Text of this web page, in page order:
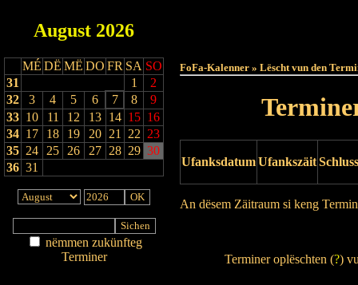
August 2026
MÉ DË MË DO FR SA SO
31
1
2
32
3 4 5 6 7 8
9
33 10 11 12 13 14 15 16
34 17 18 19 20 21 22 23
35 24 25 26 27 28 29 30
36 31
nëmmen zukünfteg
Terminer
FoFa-Kalenner » Lëscht vun den
UfanksdatumUfankszäit
An dësem Zäitraum si keng
Terminer oplëschten (?)